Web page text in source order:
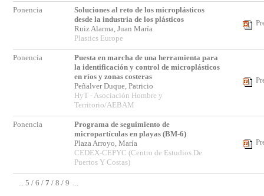
Ponencia
Soluciones al reto de los microplásticos
desde la industria de los plásticos
Ruiz Alarma, Juan María
Plastics Europe
Ponencia
Puesta en marcha de una herramienta para
la identificación y control de microplásticos
en ríos y zonas costeras
Peñalver Duque, Patricio
HyT - Asociación Hombre y
Territorio/AEBAM
Ponencia
Programa de seguimiento de
micropartículas en playas (BM-6)
Plaza Arroyo, María
CEDEX-CEPYC (Centro de Estudios De
Puertos Y Costas)
... 5 / 6 / 7 / 8 / 9 ...